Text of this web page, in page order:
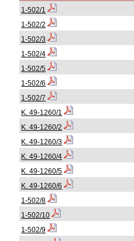
1-502/1
1-502/2
1-502/3
1-502/4
1-502/5
1-502/6
1-502/7
K. 49-1260/1
K. 49-1260/2
K. 49-1260/3
K. 49-1260/4
K. 49-1260/5
K. 49-1260/6
1-502/8
1-502/10
1-502/9